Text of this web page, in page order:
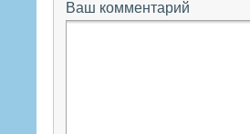
Ваш комментарий